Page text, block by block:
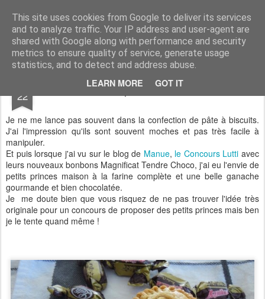
This site uses cookies from Google to deliver its services
and to analyze traffic. Your IP address and user-agent are
shared with Google along with performance and security
metrics to ensure quality of service, generate usage
statistics, and to detect and address abuse.
LEARN MORE GOT IT
Aux papilles by Virginie
22 Petits princes maison
Je ne me lance pas souvent dans la confection de pâte à biscuits.
J'ai l'impression qu'ils sont souvent moches et pas très facile à
manipuler.
Et puis lorsque j'ai vu sur le blog de Manue, le Concours Luttiavec
leurs nouveaux bonbons Magnificat Tendre Choco, j'ai eu l'envie de
petits princes maison à la farine complète et une belle ganache
gourmande et bien chocolatée.
Je me doute bien que vous risquez de ne pas trouver l'idée très
originale pour un concours de proposer des petits princes mais ben
je le tente quand même !